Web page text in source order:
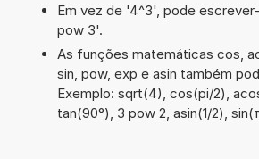
Em vez de '4^3', pode
pow 3'.
As funções matemáticas cos,
sin, pow, exp e asin também
Exemplo: sqrt(4), cos(pi/2),
tan(90°), 3 pow 2, asin(1/2),